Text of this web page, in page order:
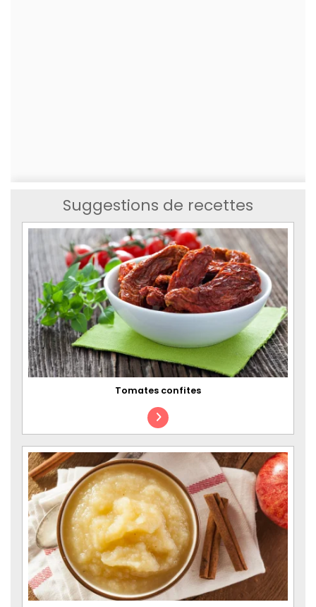
Suggestions de recettes
Tomates confites